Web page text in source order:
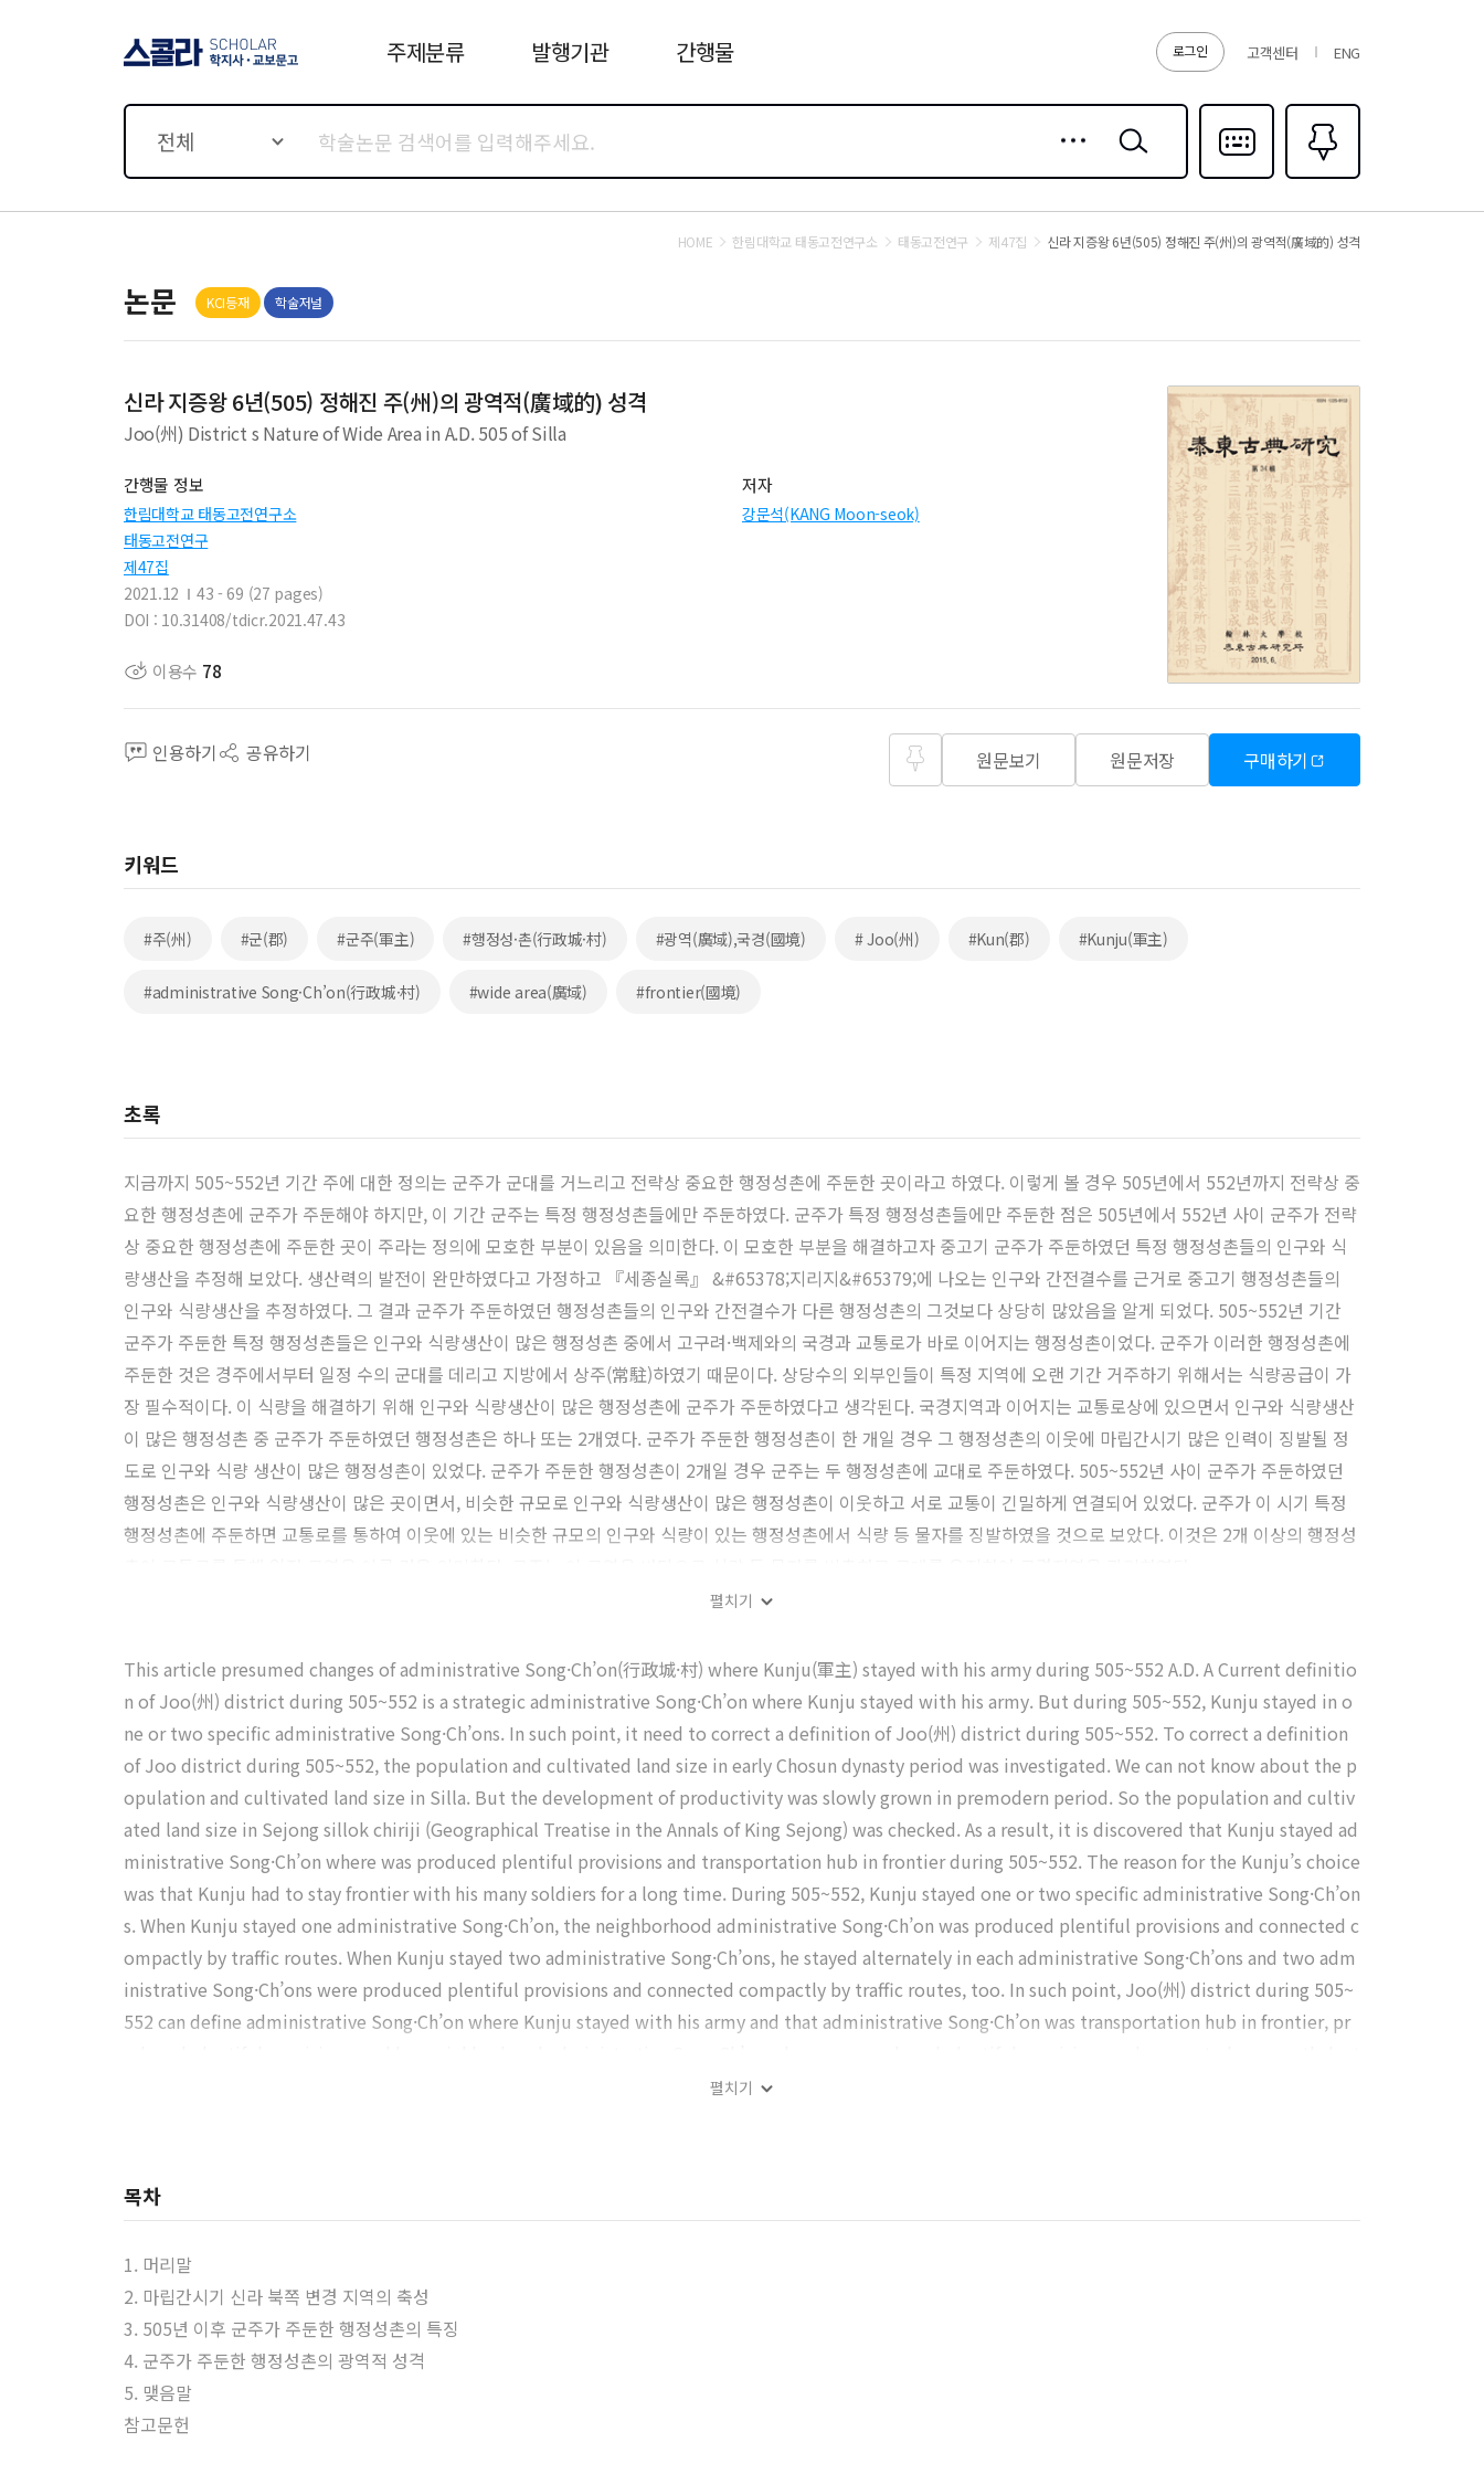
로그인 고객센터 ENG
주제분류 발행기관 간행물
전체
검색
다국어입력
즐겨찾기0
HOME 한림대학교 태동고전연구소 태동고전연구 제47집 신라 지증왕 6년(505) 정해진 주(州)의 광역적(廣域的) 성격
논문 KCI등재 학술저널
신라 지증왕 6년(505) 정해진 주(州)의 광역적(廣域的) 성격
Joo(州) District s Nature of Wide Area in A.D. 505 of Silla
간행물 정보
한림대학교 태동고전연구소
태동고전연구
제47집
2021.12
43 - 69 (27 pages)
DOI : 10.31408/tdicr.2021.47.43
저자
강문석(KANG Moon-seok)
이용수 78
인용하기 공유하기 원문보기 원문저장 구매하기
키워드
#주(州) #군(郡) #군주(軍主) #행정성·촌(行政城·村) #광역(廣域),국경(國境) # Joo(州) #Kun(郡) #Kunju(軍主)
#administrative Song·Ch’on(行政城·村) #wide area(廣域) #frontier(國境)
초록
지금까지 505~552년 기간 주에 대한 정의는 군주가 군대를 거느리고 전략상 중요한 행정성촌에 주둔한 곳이라고 하였다. 이렇게 볼 경우 505년에서 552년까지 전략상 중
요한 행정성촌에 군주가 주둔해야 하지만, 이 기간 군주는 특정 행정성촌들에만 주둔하였다. 군주가 특정 행정성촌들에만 주둔한 점은 505년에서 552년 사이 군주가 전략
상 중요한 행정성촌에 주둔한 곳이 주라는 정의에 모호한 부분이 있음을 의미한다. 이 모호한 부분을 해결하고자 중고기 군주가 주둔하였던 특정 행정성촌들의 인구와 식
량생산을 추정해 보았다. 생산력의 발전이 완만하였다고 가정하고 『세종실록』 &#65378;지리지&#65379;에 나오는 인구와 간전결수를 근거로 중고기 행정성촌들의
인구와 식량생산을 추정하였다. 그 결과 군주가 주둔하였던 행정성촌들의 인구와 간전결수가 다른 행정성촌의 그것보다 상당히 많았음을 알게 되었다. 505~552년 기간
군주가 주둔한 특정 행정성촌들은 인구와 식량생산이 많은 행정성촌 중에서 고구려·백제와의 국경과 교통로가 바로 이어지는 행정성촌이었다. 군주가 이러한 행정성촌에
주둔한 것은 경주에서부터 일정 수의 군대를 데리고 지방에서 상주(常駐)하였기 때문이다. 상당수의 외부인들이 특정 지역에 오랜 기간 거주하기 위해서는 식량공급이 가
장 필수적이다. 이 식량을 해결하기 위해 인구와 식량생산이 많은 행정성촌에 군주가 주둔하였다고 생각된다. 국경지역과 이어지는 교통로상에 있으면서 인구와 식량생산
이 많은 행정성촌 중 군주가 주둔하였던 행정성촌은 하나 또는 2개였다. 군주가 주둔한 행정성촌이 한 개일 경우 그 행정성촌의 이웃에 마립간시기 많은 인력이 징발될 정
도로 인구와 식량 생산이 많은 행정성촌이 있었다. 군주가 주둔한 행정성촌이 2개일 경우 군주는 두 행정성촌에 교대로 주둔하였다. 505~552년 사이 군주가 주둔하였던
행정성촌은 인구와 식량생산이 많은 곳이면서, 비슷한 규모로 인구와 식량생산이 많은 행정성촌이 이웃하고 서로 교통이 긴밀하게 연결되어 있었다. 군주가 이 시기 특정
행정성촌에 주둔하면 교통로를 통하여 이웃에 있는 비슷한 규모의 인구와 식량이 있는 행정성촌에서 식량 등 물자를 징발하였을 것으로 보았다. 이것은 2개 이상의 행정성
펼치기
This article presumed changes of administrative Song·Ch’on(行政城·村) where Kunju(軍主) stayed with his army during 505~552 A.D. A Current definitio
n of Joo(州) district during 505~552 is a strategic administrative Song·Ch’on where Kunju stayed with his army. But during 505~552, Kunju stayed in o
ne or two specific administrative Song·Ch’ons. In such point, it need to correct a definition of Joo(州) district during 505~552. To correct a definition
of Joo district during 505~552, the population and cultivated land size in early Chosun dynasty period was investigated. We can not know about the p
opulation and cultivated land size in Silla. But the development of productivity was slowly grown in premodern period. So the population and cultiv
ated land size in Sejong sillok chiriji (Geographical Treatise in the Annals of King Sejong) was checked. As a result, it is discovered that Kunju stayed ad
ministrative Song·Ch’on where was produced plentiful provisions and transportation hub in frontier during 505~552. The reason for the Kunju’s choice
was that Kunju had to stay frontier with his many soldiers for a long time. During 505~552, Kunju stayed one or two specific administrative Song·Ch’on
s. When Kunju stayed one administrative Song·Ch’on, the neighborhood administrative Song·Ch’on was produced plentiful provisions and connected c
ompactly by traffic routes. When Kunju stayed two administrative Song·Ch’ons, he stayed alternately in each administrative Song·Ch’ons and two adm
inistrative Song·Ch’ons were produced plentiful provisions and connected compactly by traffic routes, too. In such point, Joo(州) district during 505~
552 can define administrative Song·Ch’on where Kunju stayed with his army and that administrative Song·Ch’on was transportation hub in frontier, pr
raffic routes. When Kunju stayed a specific administrative Song·Ch’on, he commandeered provisions in his Song·Ch’on and neighborhood Song·Ch’on. I
펼치기
목차
1. 머리말
2. 마립간시기 신라 북쪽 변경 지역의 축성
3. 505년 이후 군주가 주둔한 행정성촌의 특징
4. 군주가 주둔한 행정성촌의 광역적 성격
5. 맺음말
참고문헌